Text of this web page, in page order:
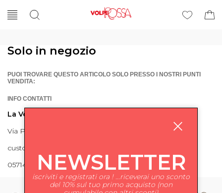
Solo in negozio
PUOI TROVARE QUESTO ARTICOLO SOLO PRESSO I NOSTRI PUNTI
VENDITA:
INFO CONTATTI
La Volpe Rossa
Via Piave 27 56024 Ponte a Egola
customercare@lavolperossa.it
0571498228NEWSLETTER
iscriviti e registrati ora ! ...riceverai uno sconto
del 10% sul tuo primo acquisto (non